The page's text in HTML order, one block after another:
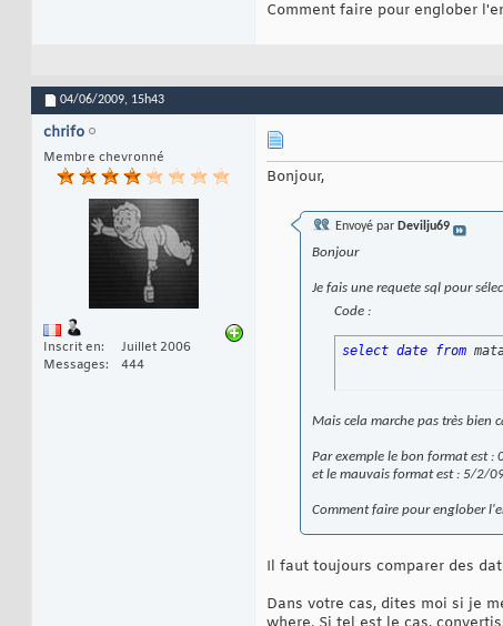
Comment faire pour englober
04/06/2009, 15h43
chrifo
Membre chevronné
Inscrit en
Juillet 2006
Messages
444
Bonjour,
Envoyé par Devilju69
Bonjour
Je fais une requete sql pour
Code :
select date from
Mais cela marche pas très bien
Par exemple le bon format est
et le mauvais format est : 5/2/
Comment faire pour englober
Il faut toujours comparer des
Dans votre cas, dites moi si je